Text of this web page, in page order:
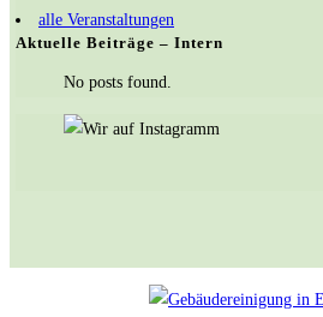
alle Veranstaltungen
Aktuelle Beiträge – Intern
No posts found.